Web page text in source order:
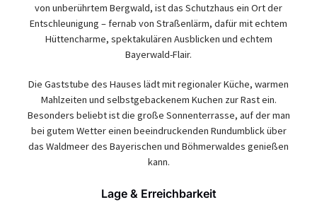
von unberührtem Bergwald, ist das Schutzhaus ein Ort der
Entschleunigung – fernab von Straßenlärm, dafür mit echtem
Hüttencharme, spektakulären Ausblicken und echtem
Bayerwald-Flair.
Die Gaststube des Hauses lädt mit regionaler Küche, warmen
Mahlzeiten und selbstgebackenem Kuchen zur Rast ein.
Besonders beliebt ist die große Sonnenterrasse, auf der man
bei gutem Wetter einen beeindruckenden Rundumblick über
das Waldmeer des Bayerischen und Böhmerwaldes genießen
kann.
Lage & Erreichbarkeit